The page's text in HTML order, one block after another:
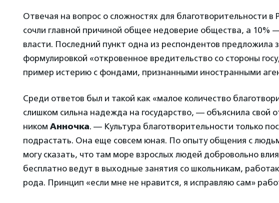
Отвечая на вопрос о сложностях для благотворительности в
сочли главной причиной общее недоверие общества, а 10%
власти. Последний пункт одна из респондентов предложила
формулировкой «откровенное вредительство со стороны
пример истерию с фондами, признанными иностранными
Среди ответов был и такой как «малое количество
слишком сильна надежда на государство, — объяснила свой
ником Анночка. — Культура благотворительности только
подрастать. Она еще совсем юная. По опыту общения с
могу сказать, что там море взрослых людей добровольно
бесплатно ведут в выходные занятия со школьникам,
рода. Принцип «если мне не нравится, я исправляю сам»